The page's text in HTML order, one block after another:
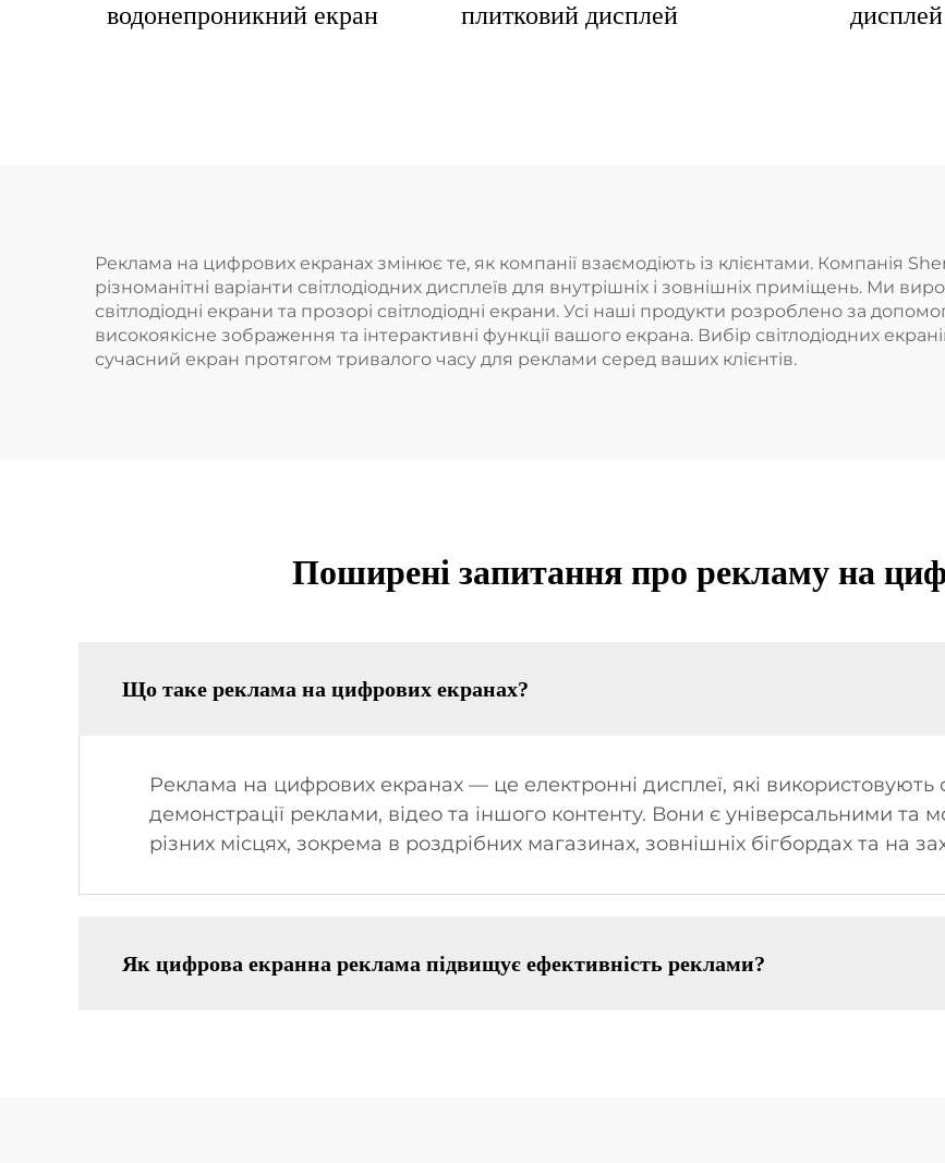
водонепроникний екран
плитковий дисплей
дисплей
Реклама на цифрових екранах змінює те, як компанії взаємодіють із клієнтами. Компанія
різноманітні варіанти світлодіодних дисплеїв для внутрішніх і зовнішніх приміщень. Ми
світлодіодні екрани та прозорі світлодіодні екрани. Усі наші продукти розроблено за
високоякісне зображення та інтерактивні функції вашого екрана. Вибір світлодіодних
сучасний екран протягом тривалого часу для реклами серед ваших клієнтів.
Поширені запитання про рекламу на
Що таке реклама на цифрових екранах?
Реклама на цифрових екранах — це електронні дисплеї, які використовують
демонстрації реклами, відео та іншого контенту. Вони є універсальними та
різних місцях, зокрема в роздрібних магазинах, зовнішніх бігбордах та на
Як цифрова екранна реклама підвищує ефективність реклами?